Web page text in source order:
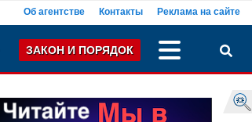
Об агентстве Контакты Реклама на сайте
ЗАКОН И ПОРЯДОК